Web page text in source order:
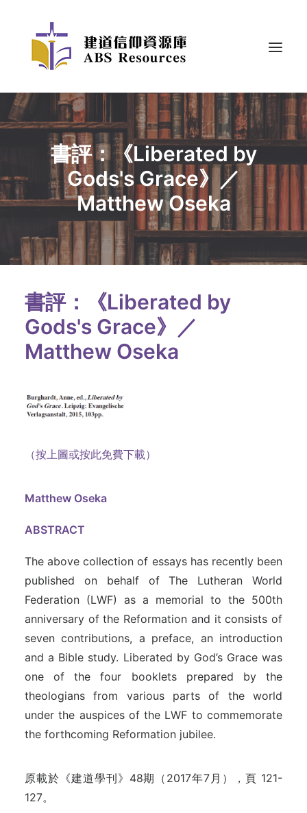
書評：《Liberated by
Gods's Grace》／
Matthew Oseka
書評：《Liberated by
Gods's Grace》／
Matthew Oseka
（按上圖或按此免費下載）
Matthew Oseka
ABSTRACT
The above collection of essays has recently been
published on behalf of The Lutheran World
Federation (LWF) as a memorial to the 500th
anniversary of the Reformation and it consists of
seven contributions, a preface, an introduction
and a Bible study. Liberated by God’s Grace was
one of the four booklets prepared by the
theologians from various parts of the world
under the auspices of the LWF to commemorate
the forthcoming Reformation jubilee.
原載於《建道學刊》48期（2017年7月），頁 121-
127。